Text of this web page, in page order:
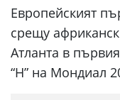
Европейският
срещу
Атланта в
“Н” на Мондиал